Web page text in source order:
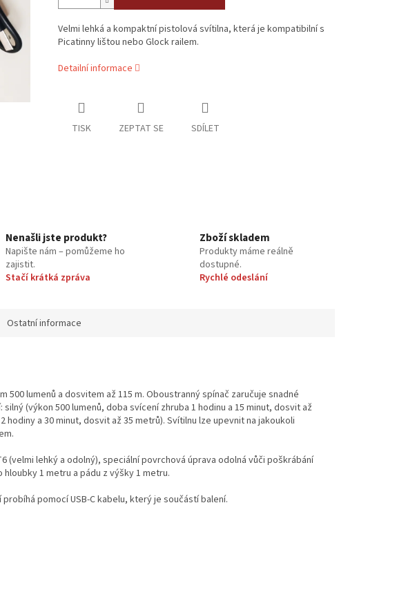
Velmi lehká a kompaktní pistolová svítilna, která je kompatibilní s
Picatinny lištou nebo Glock railem.
Detailní informace
TISK ZEPTAT SE SDÍLET
Nenašli jste produkt?
Napište nám – pomůžeme ho
zajistit.
Stačí krátká zpráva
Zboží skladem
Produkty máme reálně
dostupné.
Rychlé odeslání
Ostatní informace
lumenů a dosvitem až 115 m. Oboustranný spínač zaručuje snadné
silný (výkon 500 lumenů, doba svícení zhruba 1 hodinu a 15 minut, dosvit až
hodiny a 30 minut, dosvit až 35 metrů). Svítilnu lze upevnit na jakoukoli
(velmi lehký a odolný), speciální povrchová úprava odolná vůči poškrábání
1 metru a pádu z výšky 1 metru.
pomocí USB-C kabelu, který je součástí balení.